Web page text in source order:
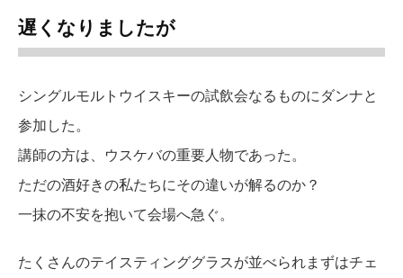
遅くなりましたが
シングルモルトウイスキーの試飲会なるものにダンナと
参加した。
講師の方は、ウスケバの重要人物であった。
ただの酒好きの私たちにその違いが解るのか？
一抹の不安を抱いて会場へ急ぐ。
たくさんのテイスティンググラスが並べられまずはチェ